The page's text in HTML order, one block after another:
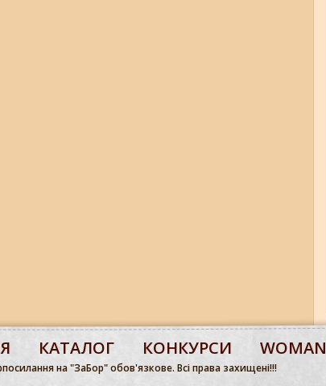
КАТАЛОГ КОНКУРСИ WOMAN
на "ЗаБор" обов'язкове. Всі права захищені!!!